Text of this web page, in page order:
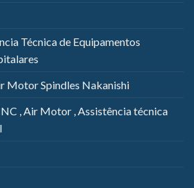
Técnica de Equipamentos
Motor Spindles Nakanishi
, Air Motor , Assistência técnica